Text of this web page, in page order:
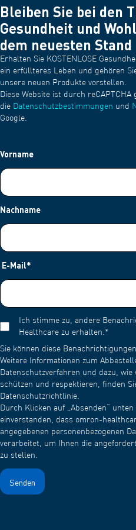
Bleiben Sie bei den
Gesundheit und
dem neuesten Stand
Erhalten Sie KOSTENLOSE
ein erfüllteres Leben und gehören
unsere neuen Produkte vorstellen.
Diese Website ist durch
die Datenschutzbestimmungen und
Google.
Vorname
Nachname
E-Mail*
Ich stimme zu, andere
Healthcare zu erhalten.*
Sie können diese
Weitere Informationen zum
Datenschutzverfahren und dazu,
schützen und respektieren, finden
Datenschutzrichtlinie.
Durch Klicken auf „Absenden“
einverstanden, dass omron-
angegebenen personenbezogenen
verarbeitet, um Ihnen die
zu stellen.